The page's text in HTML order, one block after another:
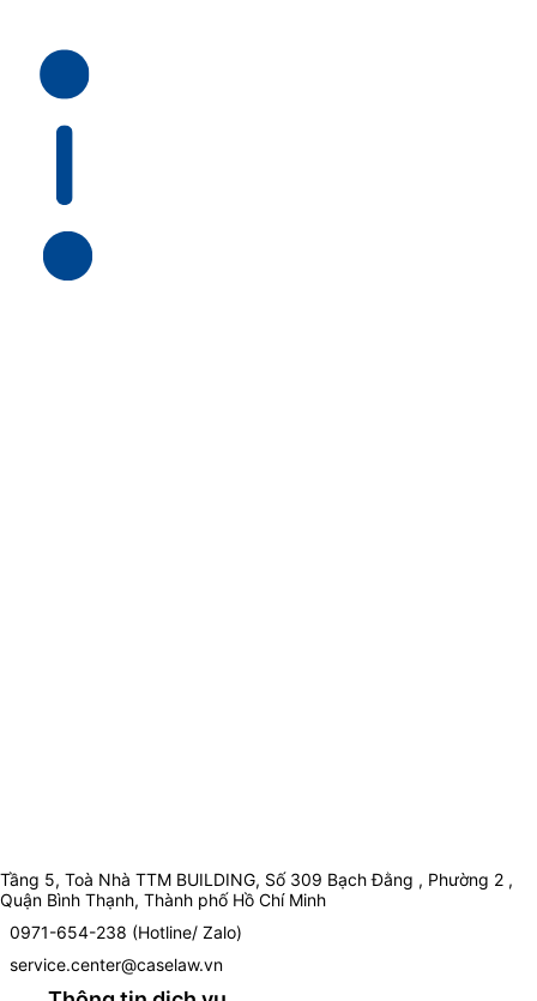
Tầng 5, Toà Nhà TTM BUILDING, Số 309 Bạch Đằng , Phường 2 ,
Quận Bình Thạnh, Thành phố Hồ Chí Minh
0971-654-238 (Hotline/ Zalo)
service.center@caselaw.vn